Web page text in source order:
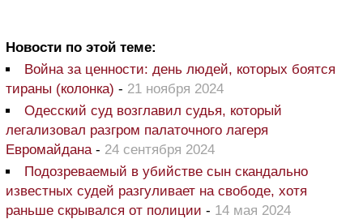
Новости по этой теме:
Война за ценности: день людей, которых боятся
тираны (колонка) - 21 ноября 2024
Одесский суд возглавил судья, который
легализовал разгром палаточного лагеря
Евромайдана - 24 сентября 2024
Подозреваемый в убийстве сын скандально
известных судей разгуливает на свободе, хотя
раньше скрывался от полиции - 14 мая 2024